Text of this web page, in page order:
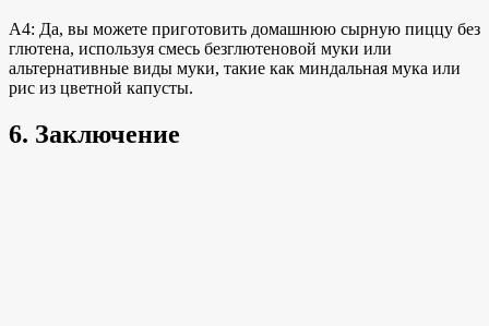
A4: Да, вы можете приготовить домашнюю сырную пиццу без
глютена, используя смесь безглютеновой муки или
альтернативные виды муки, такие как миндальная мука или
рис из цветной капусты.
6. Заключение